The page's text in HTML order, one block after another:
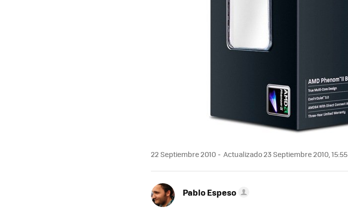
22 Septiembre 2010 Actualizado 23 Septiembre 2010, 15:55
Pablo Espeso